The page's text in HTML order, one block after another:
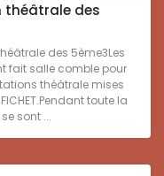
théâtrale des
des 5ème3Les
fait salle comble pour
théâtrale mises
toute la
sont ...